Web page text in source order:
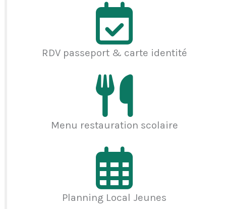
RDV passeport & carte identité
Menu restauration scolaire
Planning Local Jeunes